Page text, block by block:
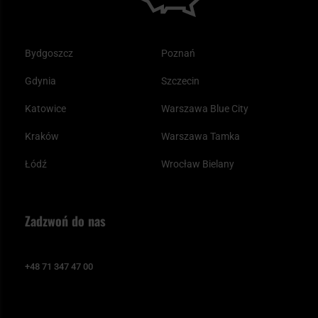
Bydgoszcz
Gdynia
Katowice
Kraków
Łódź
Poznań
Szczecin
Warszawa Blue City
Warszawa Tamka
Wrocław Bielany
Zadzwoń do nas
+48 71 347 47 00